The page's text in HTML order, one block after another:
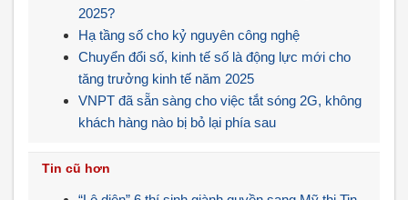
2025?
Hạ tầng số cho kỷ nguyên công nghệ
Chuyển đổi số, kinh tế số là động lực mới cho
tăng trưởng kinh tế năm 2025
VNPT đã sẵn sàng cho việc tắt sóng 2G, không
khách hàng nào bị bỏ lại phía sau
Tin cũ hơn